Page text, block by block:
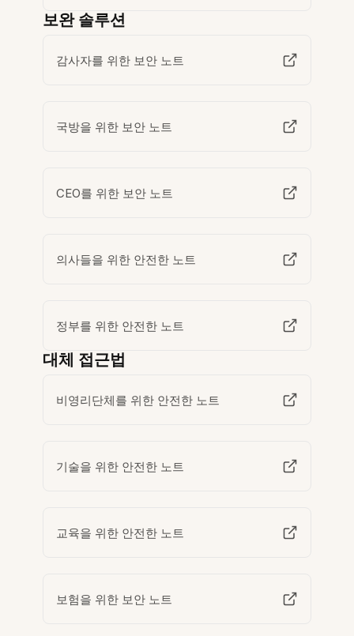
보완 솔루션
감사자를 위한 보안 노트
국방을 위한 보안 노트
CEO를 위한 보안 노트
의사들을 위한 안전한 노트
정부를 위한 안전한 노트
대체 접근법
비영리단체를 위한 안전한 노트
기술을 위한 안전한 노트
교육을 위한 안전한 노트
보험을 위한 보안 노트